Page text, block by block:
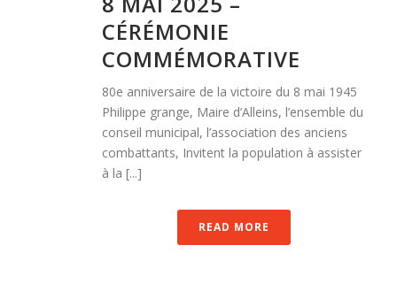
CÉRÉMONIE
COMMÉMORATIVE
80e anniversaire de la victoire du 8 mai 1945
Philippe grange, Maire d’Alleins, l’ensemble du
conseil municipal, l’association des anciens
combattants, Invitent la population à assister
à la [...]
READ MORE